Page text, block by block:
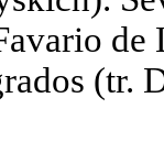
(tr.